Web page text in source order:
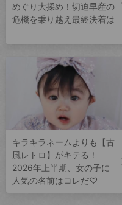
めぐり大揉め！切迫早産の
危機を乗り越え最終決着は
キラキラネームよりも【古
風レトロ】がキテる！
2026年上半期、女の子に
人気の名前はコレだ♡